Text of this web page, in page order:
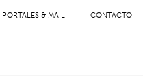
PORTALES & MAIL CONTACTO